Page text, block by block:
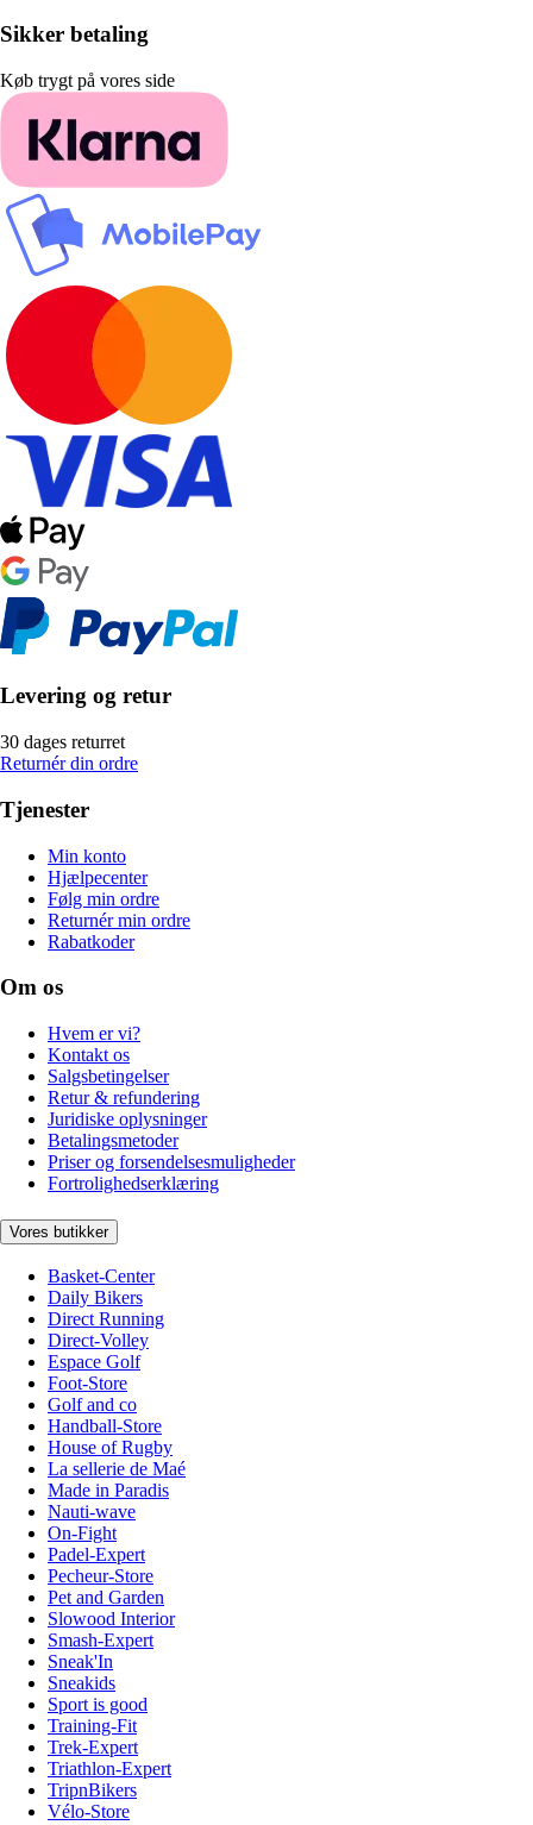
Sikker betaling
Køb trygt på vores side
Levering og retur
30 dages returret
Returnér din ordre
Tjenester
Min konto
Hjælpecenter
Følg min ordre
Returnér min ordre
Rabatkoder
Om os
Hvem er vi?
Kontakt os
Salgsbetingelser
Retur & refundering
Juridiske oplysninger
Betalingsmetoder
Priser og forsendelsesmuligheder
Fortrolighedserklæring
Vores butikker
Basket-Center
Daily Bikers
Direct Running
Direct-Volley
Espace Golf
Foot-Store
Golf and co
Handball-Store
House of Rugby
La sellerie de Maé
Made in Paradis
Nauti-wave
On-Fight
Padel-Expert
Pecheur-Store
Pet and Garden
Slowood Interior
Smash-Expert
Sneak'In
Sneakids
Sport is good
Training-Fit
Trek-Expert
Triathlon-Expert
TripnBikers
Vélo-Store